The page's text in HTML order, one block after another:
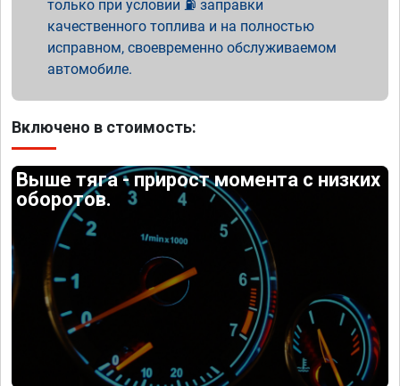
только при условии ⛽ заправки
качественного топлива и на полностью
исправном, своевременно обслуживаемом
автомобиле.
Включено в стоимость:
Выше тяга - прирост момента с низких
оборотов.